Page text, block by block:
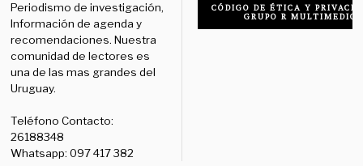
Periodismo de investigación,
Información de agenda y
recomendaciones. Nuestra
comunidad de lectores es
una de las mas grandes del
Uruguay.
Teléfono Contacto:
26188348
Whatsapp: 097 417 382
CÓDIGO DE ÉTICA Y
GRUPO R MULTIMEDIO